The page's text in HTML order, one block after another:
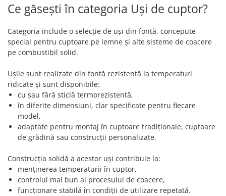
Ce găsești în categoria Uși de cuptor?
Categoria include o selecție de uși din fontă, concepute
special pentru cuptoare pe lemne și alte sisteme de coacere
pe combustibil solid.
Ușile sunt realizate din fontă rezistentă la temperaturi
ridicate și sunt disponibile:
cu sau fără sticlă termorezistentă,
în diferite dimensiuni, clar specificate pentru fiecare
model,
adaptate pentru montaj în cuptoare tradiționale, cuptoare
de grădină sau construcții personalizate.
Construcția solidă a acestor uși contribuie la:
menținerea temperaturii în cuptor,
controlul mai bun al procesului de coacere,
funcționare stabilă în condiții de utilizare repetată.